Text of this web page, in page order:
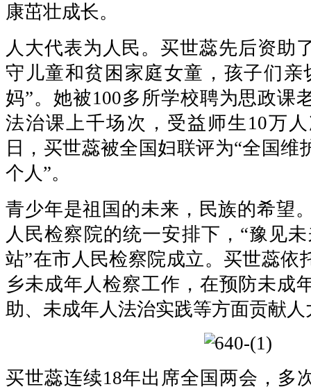
康茁壮成长。
人大代表为人民。买世蕊先后资助
守儿童和贫困家庭女童，孩子们亲
妈”。她被100多所学校聘为思政课
法治课上千场次，受益师生10万
日，买世蕊被全国妇联评为“全国维
个人”。
青少年是祖国的未来，民族的希望
人民检察院的统一安排下，“豫见
站”在市人民检察院成立。买世蕊依
乡未成年人检察工作，在预防未成
助、未成年人法治实践等方面贡献
买世蕊连续18年出席全国两会，多